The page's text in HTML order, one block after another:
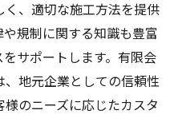
、適切な施工方法を提供
規制に関する知識も豊富
サポートします。有限会
地元企業としての信頼性
のニーズに応じたカスタ